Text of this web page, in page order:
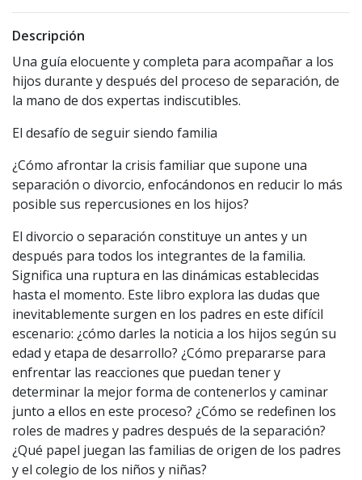
Descripción
Una guía elocuente y completa para acompañar a los
hijos durante y después del proceso de separación, de
la mano de dos expertas indiscutibles.
El desafío de seguir siendo familia
¿Cómo afrontar la crisis familiar que supone una
separación o divorcio, enfocándonos en reducir lo más
posible sus repercusiones en los hijos?
El divorcio o separación constituye un antes y un
después para todos los integrantes de la familia.
Significa una ruptura en las dinámicas establecidas
hasta el momento. Este libro explora las dudas que
inevitablemente surgen en los padres en este difícil
escenario: ¿cómo darles la noticia a los hijos según su
edad y etapa de desarrollo? ¿Cómo prepararse para
enfrentar las reacciones que puedan tener y
determinar la mejor forma de contenerlos y caminar
junto a ellos en este proceso? ¿Cómo se redefinen los
roles de madres y padres después de la separación?
¿Qué papel juegan las familias de origen de los padres
y el colegio de los niños y niñas?